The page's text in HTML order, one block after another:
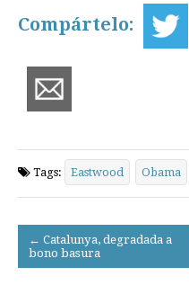
Compártelo:
Tags: Eastwood Obama
Post
navigation
← Catalunya, degradada a
bono basura